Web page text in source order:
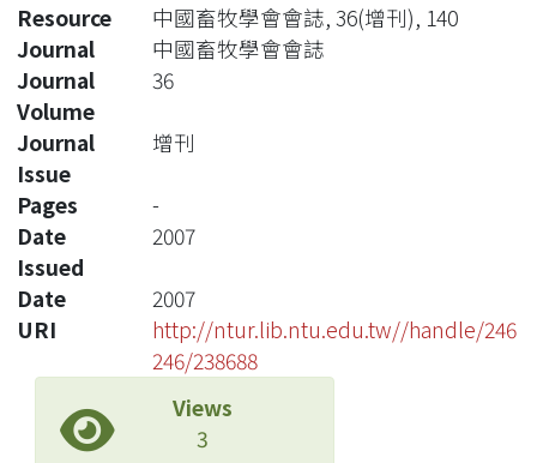
Resource
中國畜牧學會會誌, 36(增刊), 140
Journal
中國畜牧學會會誌
Journal
Volume
36
Journal
Issue
增刊
Pages
-
Date
Issued
2007
Date
2007
URI
http://ntur.lib.ntu.edu.tw//handle/246
246/238688
Views
3